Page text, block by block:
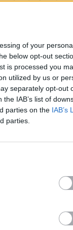
of your
below opt-out
is processed you
utilized by us or
separately opt-out
IAB’s list of
parties on the IAB’s
parties.
skafandra